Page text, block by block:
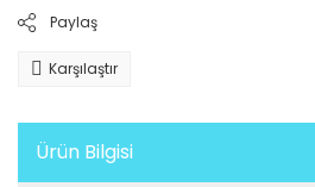
Paylaş
Karşılaştır
Ürün Bilgisi